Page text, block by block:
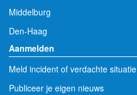
Middelburg
Den-Haag
Aanmelden
Meld incident of verdachte situatie
Publiceer je eigen nieuws